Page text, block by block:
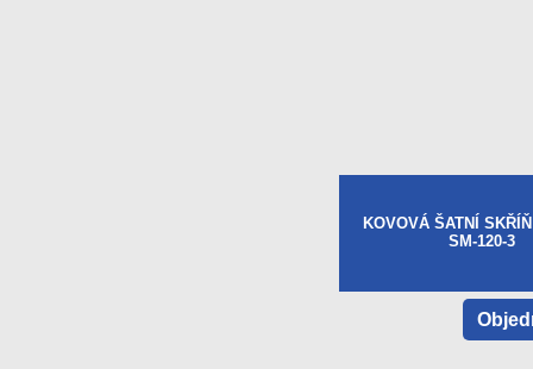
KOVOVÁ ŠATNÍ
SM-120-3